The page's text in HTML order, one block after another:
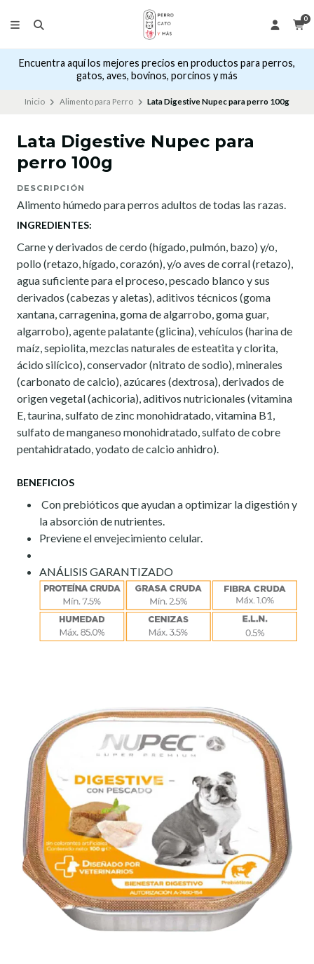
0
Encuentra aquí los mejores precios en productos para perros,
gatos, aves, bovinos, porcinos y más
Inicio Alimento para Perro Lata Digestive Nupec para perro 100g
Lata Digestive Nupec para
perro 100g
DESCRIPCIÓN
Alimento húmedo para perros adultos de todas las razas.
INGREDIENTES:
Carne y derivados de cerdo (hígado, pulmón, bazo) y/o,
pollo (retazo, hígado, corazón), y/o aves de corral (retazo),
agua suficiente para el proceso, pescado blanco y sus
derivados (cabezas y aletas), aditivos técnicos (goma
xantana, carragenina, goma de algarrobo, goma guar,
algarrobo), agente palatante (glicina), vehículos (harina de
maíz, sepiolita, mezclas naturales de esteatita y clorita,
ácido silícico), conservador (nitrato de sodio), minerales
(carbonato de calcio), azúcares (dextrosa), derivados de
origen vegetal (achicoria), aditivos nutricionales (vitamina
E, taurina, sulfato de zinc monohidratado, vitamina B1,
sulfato de manganeso monohidratado, sulfato de cobre
pentahidratado, yodato de calcio anhidro).
BENEFICIOS
Con prebióticos que ayudan a optimizar la digestión y
la absorción de nutrientes.
Previene el envejecimiento celular.
ANÁLISIS GARANTIZADO